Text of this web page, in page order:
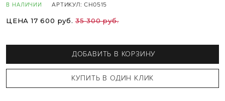
В НАЛИЧИИ АРТИКУЛ:CH0515
ЦЕНА 17 600 руб. 35 300 руб.
ДОБАВИТЬ В КОРЗИНУ